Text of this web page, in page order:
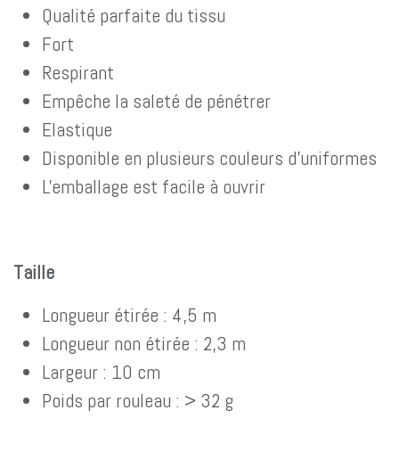
Qualité parfaite du tissu
Fort
Respirant
Empêche la saleté de pénétrer
Elastique
Disponible en plusieurs couleurs d'uniformes
L'emballage est facile à ouvrir
Taille
Longueur étirée : 4,5 m
Longueur non étirée : 2,3 m
Largeur : 10 cm
Poids par rouleau : > 32 g